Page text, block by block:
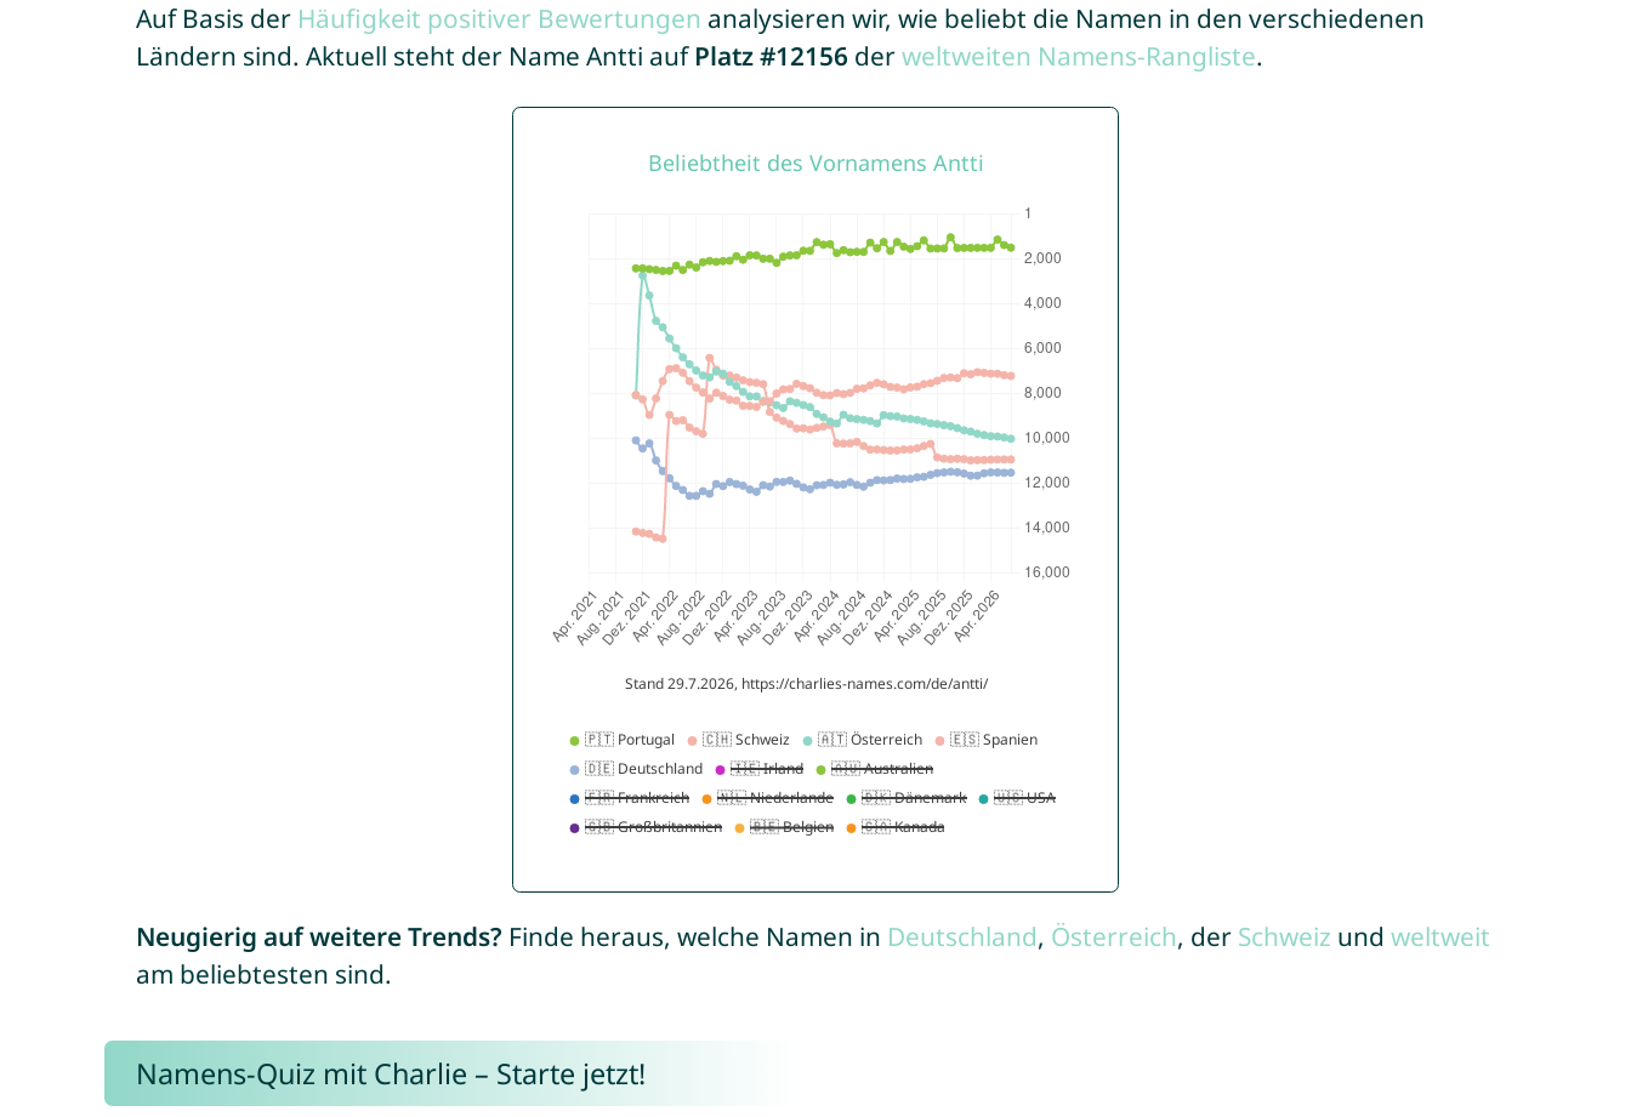
Auf Basis der Häufigkeit positiver Bewertungen analysieren wir, wie beliebt die Namen in den verschiedenen
Ländern sind. Aktuell steht der Name Antti auf Platz #12156 derweltweiten Namens-Rangliste.
Neugierig auf weitere Trends? Finde heraus, welche Namen in Deutschland, Österreich, der Schweiz und weltweit
am beliebtesten sind.
Namens-Quiz mit Charlie – Starte jetzt!